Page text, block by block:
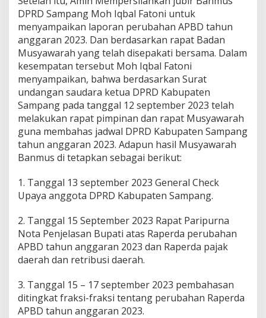
DPRD Sampang Moh Iqbal Fatoni untuk
menyampaikan laporan perubahan APBD tahun
anggaran 2023. Dan berdasarkan rapat Badan
Musyawarah yang telah disepakati bersama. Dalam
kesempatan tersebut Moh Iqbal Fatoni
menyampaikan, bahwa berdasarkan Surat
undangan saudara ketua DPRD Kabupaten
Sampang pada tanggal 12 september 2023 telah
melakukan rapat pimpinan dan rapat Musyawarah
guna membahas jadwal DPRD Kabupaten Sampang
tahun anggaran 2023. Adapun hasil Musyawarah
Banmus di tetapkan sebagai berikut:
1. Tanggal 13 september 2023 General Check
Upaya anggota DPRD Kabupaten Sampang.
2. Tanggal 15 September 2023 Rapat Paripurna
Nota Penjelasan Bupati atas Raperda perubahan
APBD tahun anggaran 2023 dan Raperda pajak
daerah dan retribusi daerah.
3. Tanggal 15 – 17 september 2023 pembahasan
ditingkat fraksi-fraksi tentang perubahan Raperda
APBD tahun anggaran 2023.